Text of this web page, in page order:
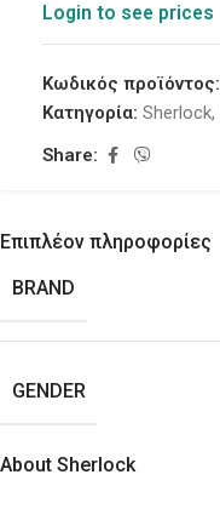
Login to see prices
Κωδικός προϊόντος:
Κατηγορία: Sherlock,
Share:
Επιπλέον πληροφορίες
BRAND
GENDER
About Sherlock